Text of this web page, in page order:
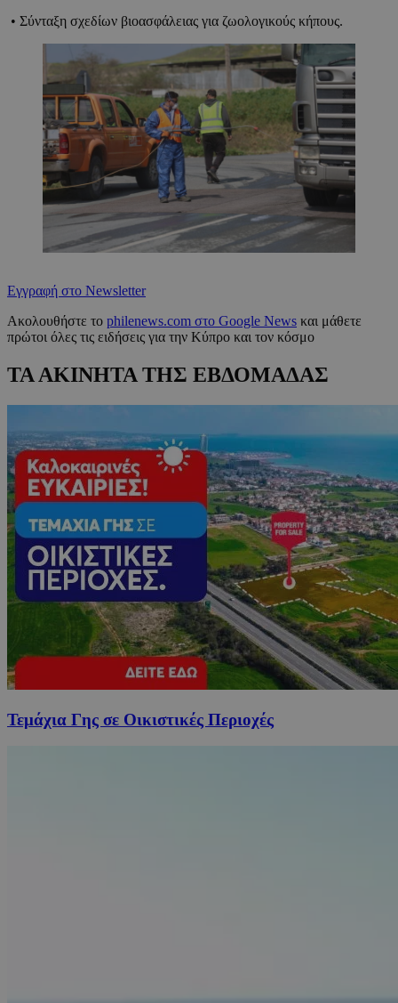
• Σύνταξη σχεδίων βιοασφάλειας για ζωολογικούς κήπους.
Εγγραφή στο Newsletter
Ακολουθήστε το philenews.com στο Google News και μάθετε
πρώτοι όλες τις ειδήσεις για την Κύπρο και τον κόσμο
ΤΑ ΑΚΙΝΗΤΑ ΤΗΣ ΕΒΔΟΜΑΔΑΣ
Τεμάχια Γης σε Οικιστικές Περιοχές